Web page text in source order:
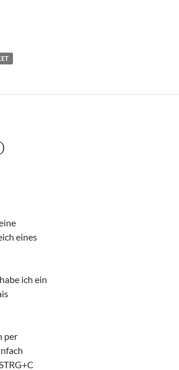
eines
ich ein
per